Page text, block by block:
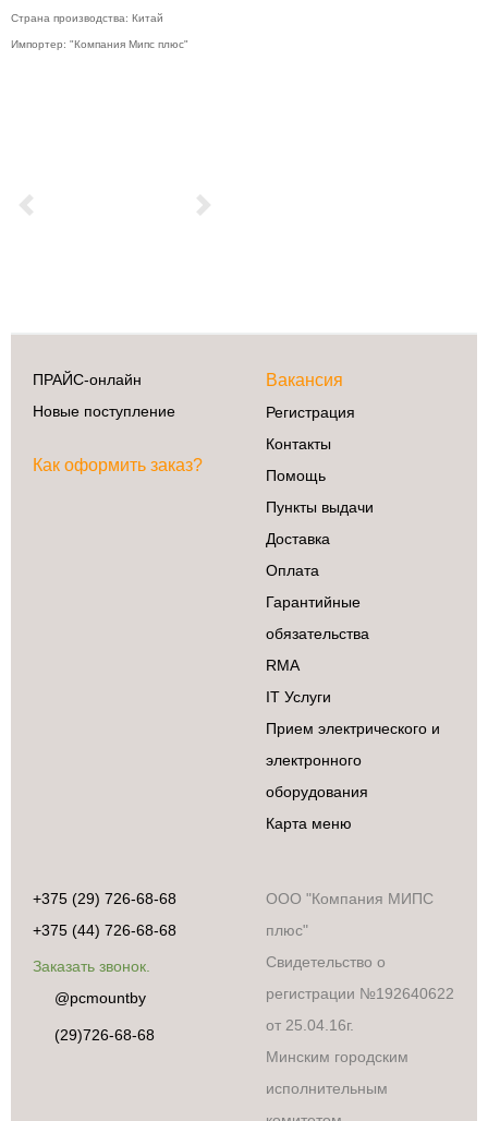
Previous Next
Страна производства: Китай
Импортер: "Компания Мипс плюс"
ПРАЙС-онлайн
Новые поступление
Как оформить заказ?
Вакансия
Регистрация
Контакты
Помощь
Пункты выдачи
Доставка
Оплата
Гарантийные
обязательства
RMA
IT Услуги
Прием электрического и
электронного
оборудования
Карта меню
+375 (29) 726-68-68
+375 (44) 726-68-68
Заказать звонок.
@pcmountby
(29)726-68-68
ООО "Компания МИПС
плюс"
Свидетельство о
регистрации №192640622
от 25.04.16г.
Минским городским
исполнительным